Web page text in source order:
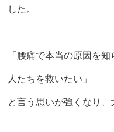
した。
「腰痛で本当の原因を
人たちを救いたい」
と言う思いが強くなり、